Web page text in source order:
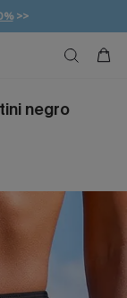
€ >>
negro